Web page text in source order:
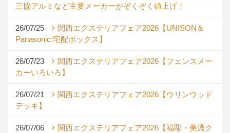
三協アルミなど主要メーカーがぞくぞく値上げ！
26/07/25
関西エクステリアフェア2026【UNISON＆
Panasonic:宅配ボックス】
26/07/23
関西エクステリアフェア2026【フェンスメー
カーいろいろ】
26/07/21
関西エクステリアフェア2026【ウリンウッド
デッキ】
26/07/06
関西エクステリアフェア2026【福彫・美濃ク